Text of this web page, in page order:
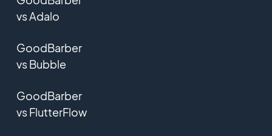
vs Adalo
GoodBarber
vs Bubble
GoodBarber
vs FlutterFlow